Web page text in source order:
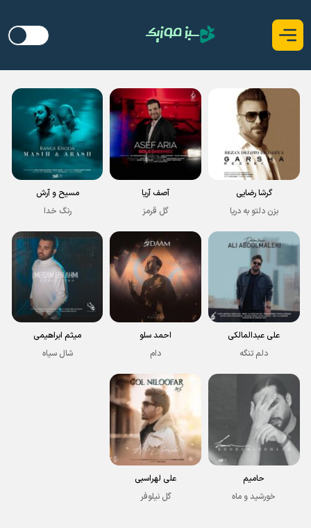
گرشا رضایی
بزن دلتو به دریا
آصف آریا
گل قرمز
مسیح و آرش
رنگ خدا
علی عبدالمالکی
دلم تنگه
احمد سلو
دام
میثم ابراهیمی
شال سیاه
حامیم
خورشید و ماه
علی لهراسبی
گل نیلوفر